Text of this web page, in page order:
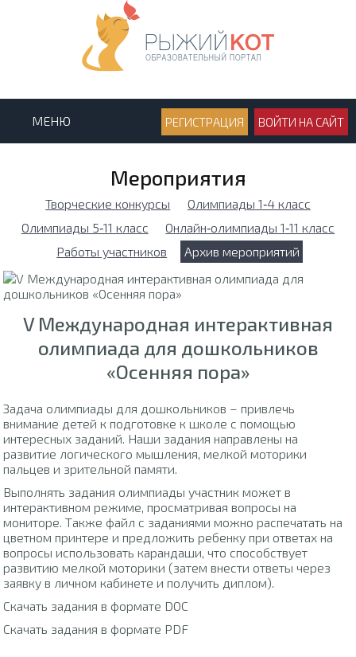
МЕНЮ РЕГИСТРАЦИЯ ВОЙТИ НА САЙТ
Мероприятия
Творческие конкурсы
Олимпиады 1‑4 класс
Олимпиады 5‑11 класс
Онлайн‑олимпиады 1‑11 класс
Работы участников
Архив мероприятий
V Международная интерактивная
олимпиада для дошкольников
«Осенняя пора»
Задача олимпиады для дошкольников – привлечь
внимание детей к подготовке к школе с помощью
интересных заданий. Наши задания направлены на
развитие логического мышления, мелкой моторики
пальцев и зрительной памяти.
Выполнять задания олимпиады участник может в
интерактивном режиме, просматривая вопросы на
мониторе. Также файл с заданиями можно распечатать на
цветном принтере и предложить ребенку при ответах на
вопросы использовать карандаши, что способствует
развитию мелкой моторики (затем внести ответы через
заявку в личном кабинете и получить диплом).
Скачать задания в формате DOC
Скачать задания в формате PDF